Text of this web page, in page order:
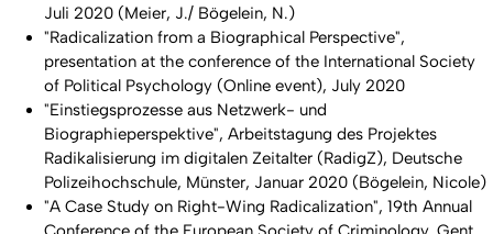
Juli 2020 (Meier, J./ Bögelein, N.)
"Radicalization from a Biographical Perspective",
presentation at the conference of the International Society
of Political Psychology (Online event), July 2020
"Einstiegsprozesse aus Netzwerk- und
Biographieperspektive", Arbeitstagung des Projektes
Radikalisierung im digitalen Zeitalter (RadigZ), Deutsche
Polizeihochschule, Münster, Januar 2020 (Bögelein, Nicole)
"A Case Study on Right-Wing Radicalization", 19th Annual